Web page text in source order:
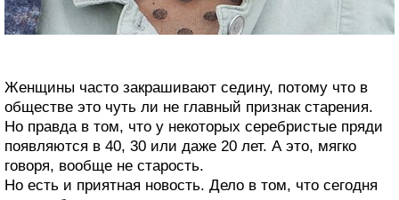
Женщины часто закрашивают седину, потому что в
обществе это чуть ли не главный признак старения.
Но правда в том, что у некоторых серебристые пряди
появляются в 40, 30 или даже 20 лет. А это, мягко
говоря, вообще не старость.
Но есть и приятная новость. Дело в том, что сегодня